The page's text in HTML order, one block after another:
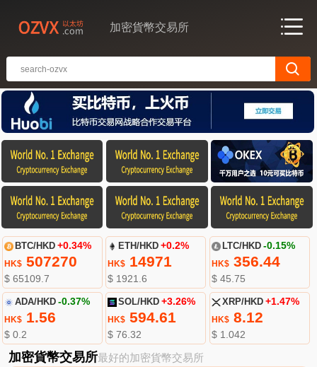
加密貨幣交易所
BTC/HKD +0.34%
HK$507270
$ 65109.7
ETH/HKD +0.2%
HK$ 14971
$ 1921.6
LTC/HKD -0.15%
HK$356.44
$ 45.75
ADA/HKD -0.37%
HK$1.56
$ 0.2
SOL/HKD +3.26%
HK$ 594.61
$ 76.32
XRP/HKD +1.47%
HK$8.12
$ 1.042
加密貨幣交易所最好的加密貨幣交易所